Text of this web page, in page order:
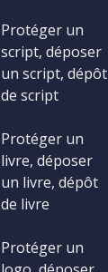
Protéger un
script, déposer
un script, dépôt
de script
Protéger un
livre, déposer
un livre, dépôt
de livre
Protéger un